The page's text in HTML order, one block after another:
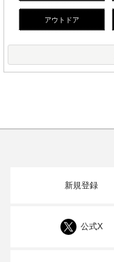
アウトドア
新規登録
公式X